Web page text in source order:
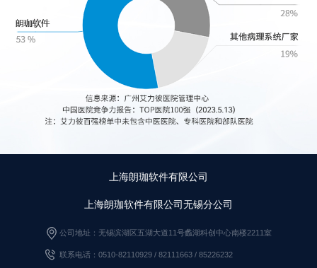
上海市浦东新区人民医院
上海市浦东新区浦南医院
上海交通大学医学院附属新华医院长兴分院
上海市杨浦区控江医院
上海枫林医药医学检验有限公司
上海复旦临床病理诊断中心
上海朗珈软件有限公司
上海朗珈软件有限公司无锡分公司
公司地址：无锡滨湖区五湖大道11号蠡湖科创中心南楼2211室
联系电话：0510-82110929 / 82111663 / 85226232